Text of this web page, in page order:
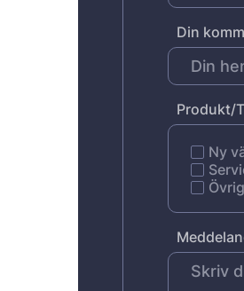
Din
Produkt/
Ny